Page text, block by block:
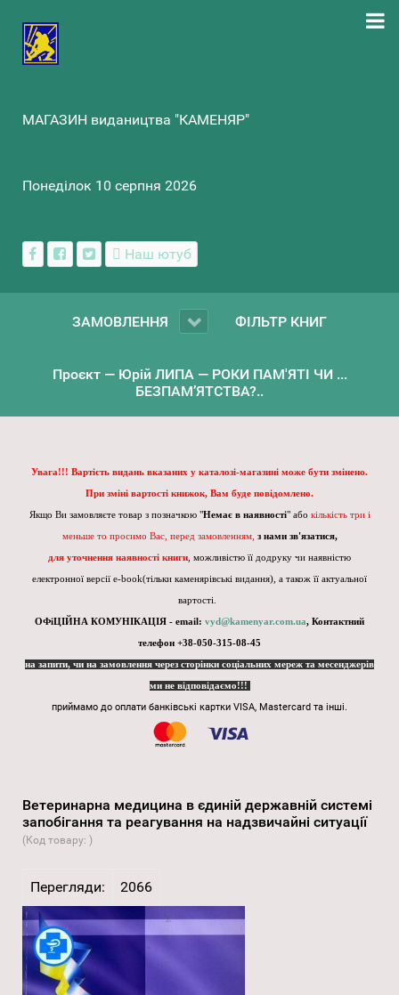
МАГАЗИН видаництва "КАМЕНЯР"
Понеділок 10 серпня 2026
Наш ютуб
ЗАМОВЛЕННЯ ФІЛЬТР КНИГ
Проєкт — Юрій ЛИПА — РОКИ ПАМ'ЯТІ ЧИ ...
БЕЗПАМ’ЯТСТВА?..
Увага!!! Вартість видань вказаних у каталозі-магазині може бути змінено.
При зміні вартості книжок, Вам буде повідомлено.
Якщо Ви замовляєте товар з позначкою "Немає в наявності" або кількість три і
меньше то просимо Вас, перед замовленням, з нами зв'язатися,
для уточнення наявності книги , можливістю її додруку чи наявністю
електронної версії e-book(тільки каменярівські видання), а також її актуальної
вартості.
ОФіЦІЙНА КОМУНІКАЦІЯ - email: vyd@kamenyar.com.ua, Контактний
телефон +38-050-315-08-45
на запити, чи на замовлення через сторінки соціальних мереж та месенджерів
ми не відповідаємо!!!
приймамо до оплати банківські картки VISA, Mastercard та інші.
Ветеринарна медицина в єдиній державній системі
запобігання та реагування на надзвичайні ситуації
(Код товару: )
Перегляди: 2066